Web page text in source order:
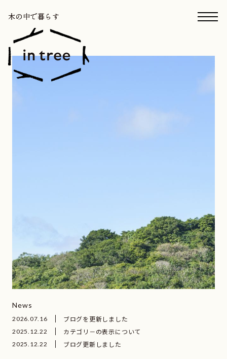
木の中で暮らす
木の中で暮らす
News
2026.07.16 ブログを更新しました
2025.12.22 カテゴリ－の表示について
2025.12.22 ブログ更新しました